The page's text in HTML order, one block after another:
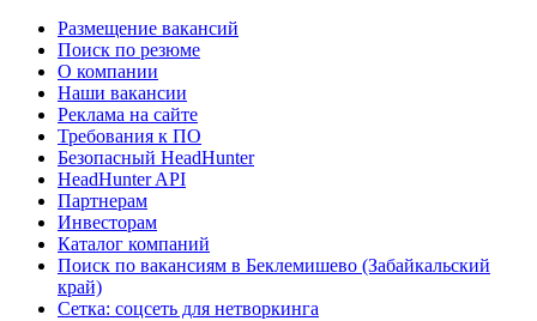
Размещение вакансий
Поиск по резюме
О компании
Наши вакансии
Реклама на сайте
Требования к ПО
Безопасный HeadHunter
HeadHunter API
Партнерам
Инвесторам
Каталог компаний
Поиск по вакансиям в Беклемишево (Забайкальский
край)
Сетка: соцсеть для нетворкинга